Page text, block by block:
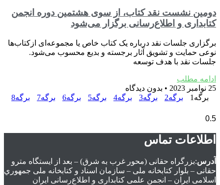
دومین نشست نقد کتاب، از سوی هشتمین دوره انجمن
کتابداری و اطلاع‌رسانی برگزار می‌شود
برگزاری جلسات نقد درباره یک کتاب خاص یا مجموعه‌ای ازکتاب‌ها
نوعی حمایت و تشویق آثار برجسته و بدیع محسوب می‌شود.
جلسات نقد با هدف توسعه
ادامه مطلب
25 نوامبر 2023
بدون دیدگاه
برگه 1 برگه2 برگه3 برگه4 برگه5 برگه6 برگه7 برگه8
اطلاعات تماس
آدرس:بزرگراه حقانی (محور غرب به شرق) – بعد از ايستگاه مترو
حقانی – بلوار كتابخانه ملی – سازمان اسناد و كتابخانه ملی جمهوري
اسلامی ايران – انجمن علمی کتابداری و اطلاع‌رسانی ایران